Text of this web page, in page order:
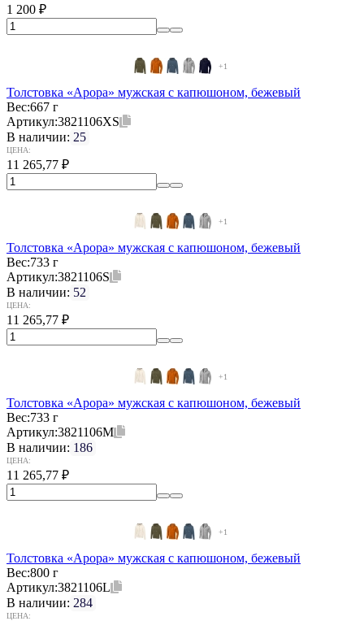
1 200 ₽
+1
Толстовка «Арора» мужская с капюшоном, бежевый
Вес:667 г
Артикул:3821106XS
В наличии: 25
ЦЕНА:
11 265,77 ₽
+1
Толстовка «Арора» мужская с капюшоном, бежевый
Вес:733 г
Артикул:3821106S
В наличии: 52
ЦЕНА:
11 265,77 ₽
+1
Толстовка «Арора» мужская с капюшоном, бежевый
Вес:733 г
Артикул:3821106M
В наличии: 186
ЦЕНА:
11 265,77 ₽
+1
Толстовка «Арора» мужская с капюшоном, бежевый
Вес:800 г
Артикул:3821106L
В наличии: 284
ЦЕНА: